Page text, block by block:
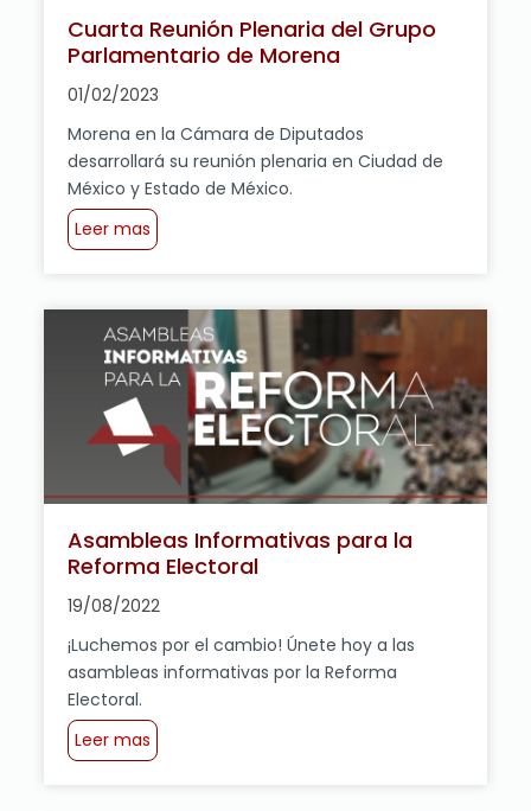
Cuarta Reunión Plenaria del Grupo
Parlamentario de Morena
01/02/2023
Morena en la Cámara de Diputados
desarrollará su reunión plenaria en Ciudad de
México y Estado de México.
Leer mas
Asambleas Informativas para la
Reforma Electoral
19/08/2022
¡Luchemos por el cambio! Únete hoy a las
asambleas informativas por la Reforma
Electoral.
Leer mas